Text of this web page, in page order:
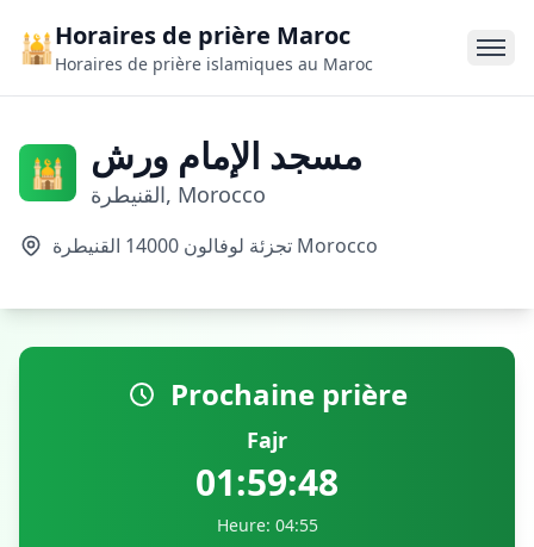
🕌Horaires de prière Maroc
Horaires de prière islamiques au Maroc
🕌 مسجد الإمام ورش
القنيطرة, Morocco
تجزئة لوفالون 14000 القنيطرة Morocco
Prochaine prière
Fajr
01:59:47
Heure: 04:55